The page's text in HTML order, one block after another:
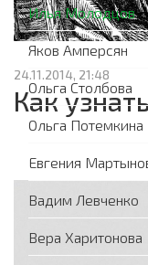
24.11.2014, 21:48
Как
Илья Молодцов
Яков Амперсян
Ольга Столбова
Ольга Потемкина
Евгения
Вадим Левченко
Вера Харитонова